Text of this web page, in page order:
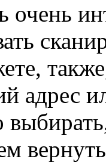
очень
адрес